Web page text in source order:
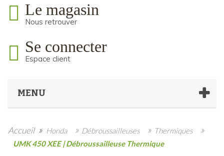
Le magasin
Nous retrouver
Se connecter
Espace client
MENU
Accueil » Honda » Débroussailleuses » Thermiques »
UMK 450 XEE | Débroussailleuse Thermique